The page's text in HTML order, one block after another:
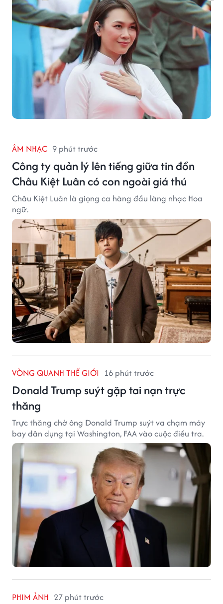
ÂM NHẠC 9 phút trước
Công ty quản lý lên tiếng giữa tin đồn
Châu Kiệt Luân có con ngoài giá thú
Châu Kiệt Luân là giọng ca hàng đầu làng nhạc Hoa
ngữ.
VÒNG QUANH THẾ GIỚI 16 phút trước
Donald Trump suýt gặp tai nạn trực
thăng
Trực thăng chở ông Donald Trump suýt va chạm máy
bay dân dụng tại Washington, FAA vào cuộc điều tra.
PHIM ẢNH 27 phút trước